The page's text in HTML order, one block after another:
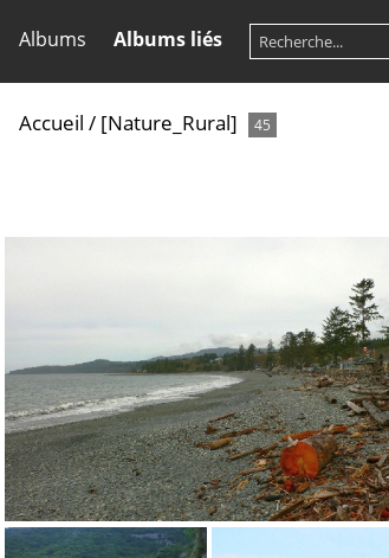
Albums Albums liés
Accueil / [Nature_Rural] 45